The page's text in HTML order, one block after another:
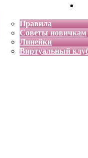
Энциклопедия кошек
Правила
Советы новичкам
Линейки
Виртуальный